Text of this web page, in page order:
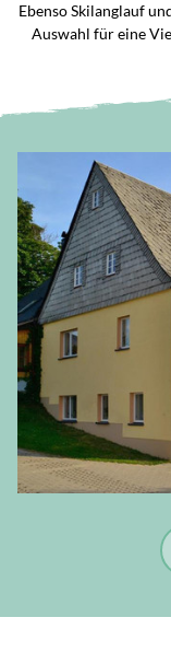
Ebenso Skilanglauf
Auswahl für eine